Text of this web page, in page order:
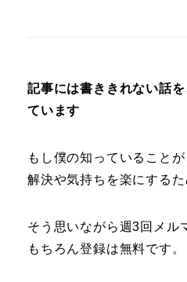
記事には書ききれない話
ています
もし僕の知っていること
解決や気持ちを楽にするた
そう思いながら週3回メル
もちろん登録は無料です。